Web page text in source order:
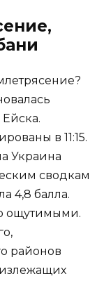
в 11:15.
Украина
сводкам
4,8 балла.
ощутимыми.
районов